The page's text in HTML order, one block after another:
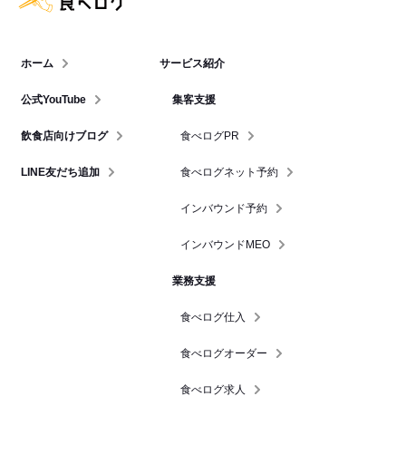
ホーム
公式YouTube
飲食店向けブログ
LINE友だち追加
サービス紹介
集客支援
食べログPR
食べログネット予約
インバウンド予約
インバウンドMEO
業務支援
食べログ仕入
食べログオーダー
食べログ求人